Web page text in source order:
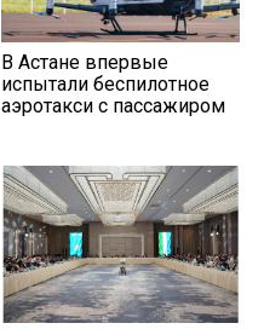
В Астане впервые
испытали беспилотное
аэротакси с пассажиром